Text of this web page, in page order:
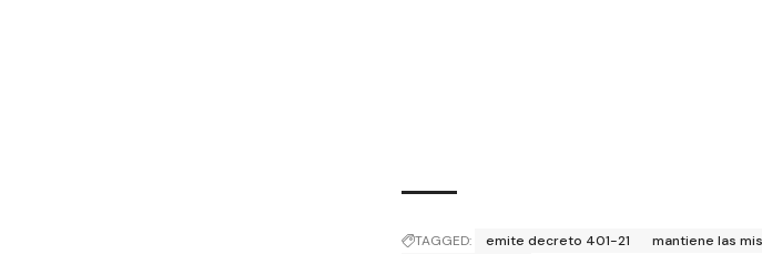
TAGGED: emite decreto 401-21 mantiene las